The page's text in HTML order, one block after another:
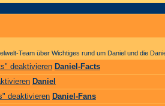
Team über Wichtiges rund um Daniel und die
Daniel-Facts
Daniel
Daniel-Fans